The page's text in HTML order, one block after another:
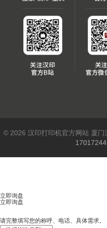
© 2026 汉印打印机官方网站 厦门
立即询盘
立即询盘
请完整填写您的称呼、电话、具体需求。